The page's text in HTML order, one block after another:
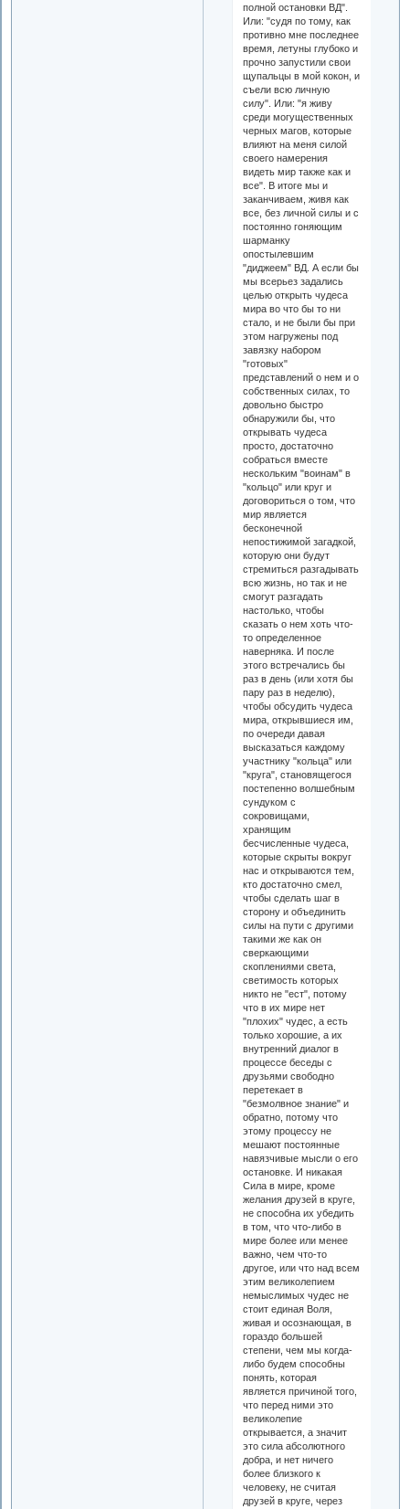
полной остановки ВД".
Или: "судя по тому, как
противно мне последнее
время, летуны глубоко и
прочно запустили свои
щупальцы в мой кокон, и
съели всю личную
силу". Или: "я живу
среди могущественных
черных магов, которые
влияют на меня силой
своего намерения
видеть мир также как и
все". В итоге мы и
заканчиваем, живя как
все, без личной силы и с
постоянно гоняющим
шарманку
опостылевшим
"диджеем" ВД. А если бы
мы всерьез задались
целью открыть чудеса
мира во что бы то ни
стало, и не были бы при
этом нагружены под
завязку набором
"готовых"
представлений о нем и о
собственных силах, то
довольно быстро
обнаружили бы, что
открывать чудеса
просто, достаточно
собраться вместе
нескольким "воинам" в
"кольцо" или круг и
договориться о том, что
мир является
бесконечной
непостижимой загадкой,
которую они будут
стремиться разгадывать
всю жизнь, но так и не
смогут разгадать
настолько, чтобы
сказать о нем хоть что-
то определенное
наверняка. И после
этого встречались бы
раз в день (или хотя бы
пару раз в неделю),
чтобы обсудить чудеса
мира, открывшиеся им,
по очереди давая
высказаться каждому
участнику "кольца" или
"круга", становящегося
постепенно волшебным
сундуком с
сокровищами,
хранящим
бесчисленные чудеса,
которые скрыты вокруг
нас и открываются тем,
кто достаточно смел,
чтобы сделать шаг в
сторону и объединить
силы на пути с другими
такими же как он
сверкающими
скоплениями света,
светимость которых
никто не "ест", потому
что в их мире нет
"плохих" чудес, а есть
только хорошие, а их
внутренний диалог в
процессе беседы с
друзьями свободно
перетекает в
"безмолвное знание" и
обратно, потому что
этому процессу не
мешают постоянные
навязчивые мысли о его
остановке. И никакая
Сила в мире, кроме
желания друзей в круге,
не способна их убедить
в том, что что-либо в
мире более или менее
важно, чем что-то
другое, или что над всем
этим великолепием
немыслимых чудес не
стоит единая Воля,
живая и осознающая, в
гораздо большей
степени, чем мы когда-
либо будем способны
понять, которая
является причиной того,
что перед ними это
великолепие
открывается, а значит
это сила абсолютного
добра, и нет ничего
более близкого к
человеку, не считая
друзей в круге, через